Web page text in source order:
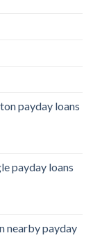
payday loans
payday loans
nearby payday